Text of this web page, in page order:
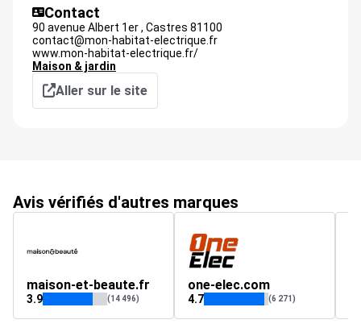
Contact
90 avenue Albert 1er , Castres 81100
contact@mon-habitat-electrique.fr
www.mon-habitat-electrique.fr/
Maison & jardin
Aller sur le site
Avis vérifiés d'autres marques
maison-et-beaute.fr
3.9 (14 496)
one-elec.com
4.7 (6 271)